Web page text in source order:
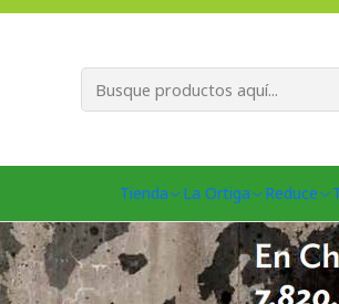
Tienda La Ortiga Reduce
Inicio Blog Reciclaje